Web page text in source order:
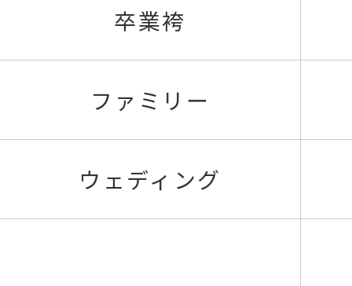
卒業袴
ファミリー
ウェディング